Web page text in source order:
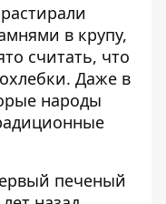
в крупу,
считать, что
Даже в
народы
печеный